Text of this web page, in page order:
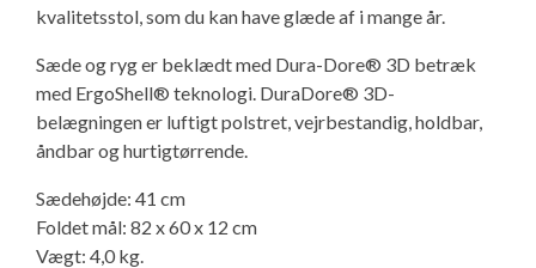
Isabella Opstillingsvejledninger
GPDR - KG Camping Kundeklub
kvalitetsstol, som du kan have glæde af i mange år.
Sæde og ryg er beklædt med Dura-Dore® 3D betræk
med ErgoShell® teknologi. DuraDore® 3D-
belægningen er luftigt polstret, vejrbestandig, holdbar,
åndbar og hurtigtørrende.
Sædehøjde: 41 cm
Foldet mål: 82 x 60 x 12 cm
Vægt: 4,0 kg.